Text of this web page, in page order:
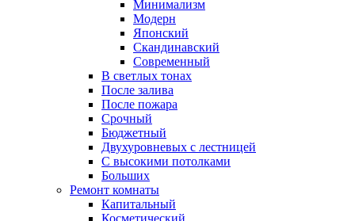
Минимализм
Модерн
Японский
Скандинавский
Современный
В светлых тонах
После залива
После пожара
Срочный
Бюджетный
Двухуровневых с лестницей
С высокими потолками
Больших
Ремонт комнаты
Капитальный
Косметический